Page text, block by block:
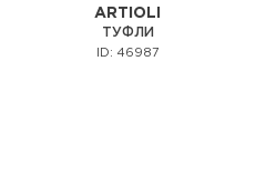
ARTIOLI
ТУФЛИ
ID: 46987